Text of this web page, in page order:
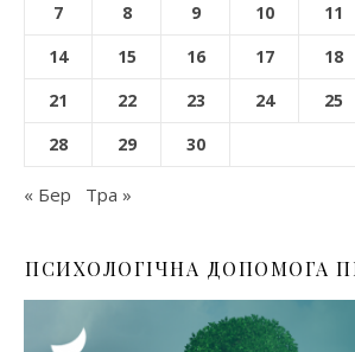
7
8 9 10 11
14
15 16 17 18
21
22 23 24 25
28
29 30
« Бер Тра »
ПСИХОЛОГІЧНА ДОПОМОГА